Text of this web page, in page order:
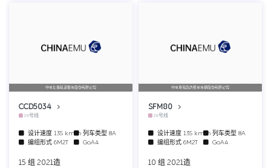
中车长春轨道客车股份有限公司
CCD5034
19号线
设计速度 135 km/h列车类型 8A
编组形式 6M2T GoA4
15 组 2021造
中车青岛四方机车车辆股份有限公司
SFM80
19号线
设计速度 135 km/h列车类型 8A
编组形式 6M2T GoA4
10 组 2021造